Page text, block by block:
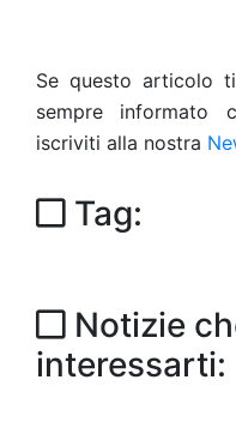
Se questo articolo
sempre
iscriviti alla nostra
Tag:
Notizie
interessarti: